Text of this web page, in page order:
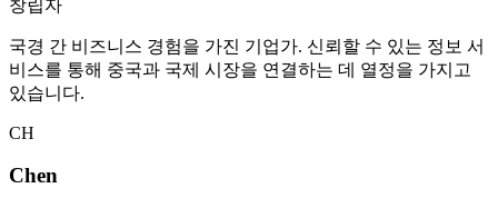
창립자
국경 간 비즈니스 경험을 가진 기업가. 신뢰할 수 있는 정보 서
비스를 통해 중국과 국제 시장을 연결하는 데 열정을 가지고
있습니다.
CH
Chen